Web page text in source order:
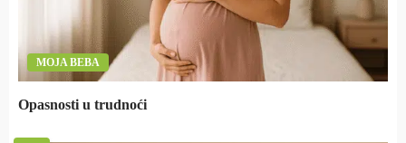
MOJA BEBA
Opasnosti u trudnoći